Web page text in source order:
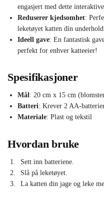
engasjert med dette
Reduserer kjedsomhet:
leketøyet katten din
Ideell gave: En fantastisk
perfekt for enhver katteeier!
Spesifikasjoner
Mål: 20 cm x 15 cm
Batteri: Krever 2 AA-
Materiale: Plast og tekstil
Hvordan bruke
Sett inn batteriene.
Slå på leketøyet.
La katten din jage og leke